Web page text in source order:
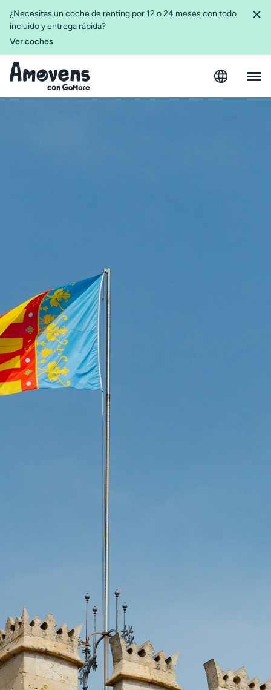
¿Necesitas un coche de renting por 12 o 24 meses con todo
incluido y entrega rápida?
Ver coches